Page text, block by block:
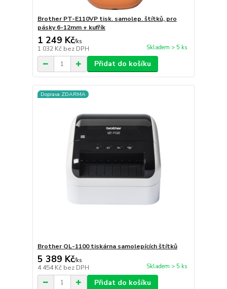
Brother PT-E110VP tisk. samolep. štítků, pro
pásky 6-12mm + kufřík
1 249 Kč/ks
1 032 Kč bez DPH Skladem > 5 ks
Přidat do košíku
Doprava ZDARMA
Brother QL-1100 tiskárna samolepících štítků
5 389 Kč/ks
4 454 Kč bez DPH Skladem > 5 ks
Přidat do košíku